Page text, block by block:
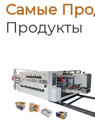
Самые
Продукты